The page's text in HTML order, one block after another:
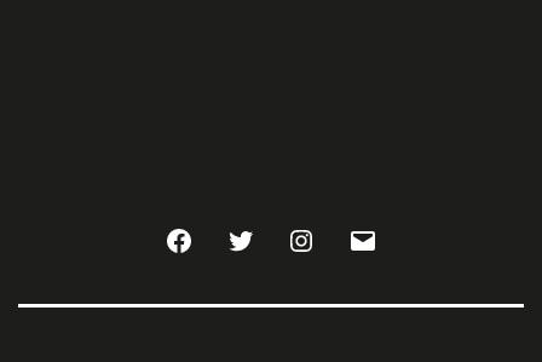
FacebookTwitter Instagram